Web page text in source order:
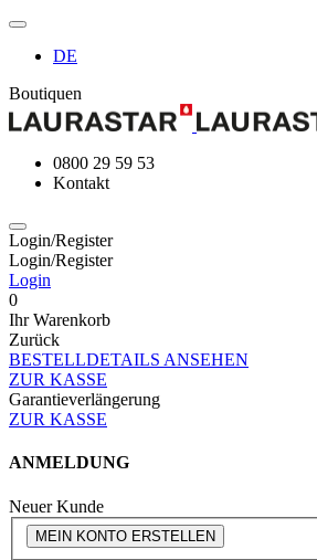
DE
Boutiquen
0800 29 59 53
Kontakt
Login/Register
Login/Register
Login
0
Ihr Warenkorb
Zurück
BESTELLDETAILS ANSEHEN
ZUR KASSE
Garantieverlängerung
ZUR KASSE
ANMELDUNG
Neuer Kunde
MEIN KONTO ERSTELLEN